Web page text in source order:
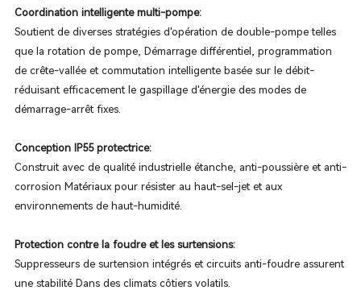
Coordination intelligente multi-pompe:
Soutient de diverses stratégies d'opération de double-pompe telles
que la rotation de pompe, Démarrage différentiel, programmation
de crête-vallée et commutation intelligente basée sur le débit-
réduisant efficacement le gaspillage d'énergie des modes de
démarrage-arrêt fixes.
Conception IP55 protectrice:
Construit avec de qualité industrielle étanche, anti-poussière et anti-
corrosion Matériaux pour résister au haut-sel-jet et aux
environnements de haut-humidité.
Protection contre la foudre et les surtensions:
Suppresseurs de surtension intégrés et circuits anti-foudre assurent
une stabilité Dans des climats côtiers volatils.